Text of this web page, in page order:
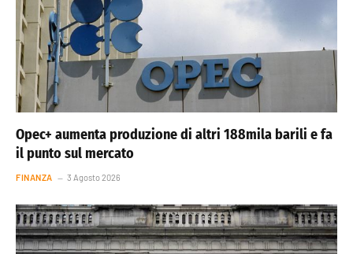
Opec+ aumenta produzione di altri 188mila barili e fa
il punto sul mercato
FINANZA 3 Agosto 2026